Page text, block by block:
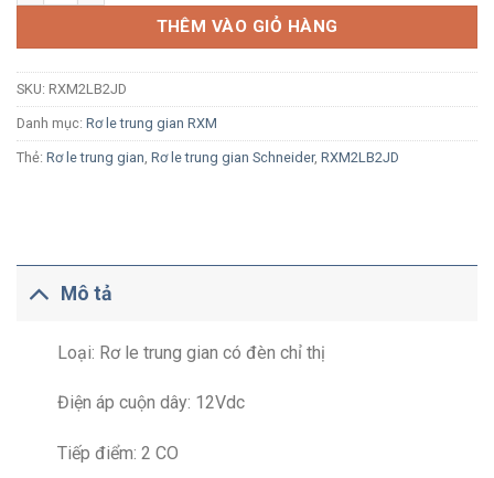
THÊM VÀO GIỎ HÀNG
SKU: RXM2LB2JD
Danh mục: Rơ le trung gian RXM
Thẻ: Rơ le trung gian Rơ le trung gian Schneider, RXM2LB2JD
Mô tả
Loại: Rơ le trung gian có đèn chỉ thị
Điện áp cuộn dây: 12Vdc
Tiếp điểm: 2 CO